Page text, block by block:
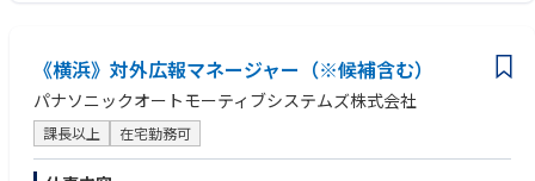
・仕事への強いコミットメント（休日はしっかりとれますが、成果に関し
ては所謂ゆるブラックの正反対の環境です）
・メディアでの露出獲得が好きな方（SNS運用のみが興味対象の方には向
いていません）
・仕事で初対面の方と話すこと、関係構築することに関して、意識せずに
《横浜》対外広報マネージャー（※候補含む）
パナソニックオートモーティブシステムズ株式会社
課長以上 在宅勤務可